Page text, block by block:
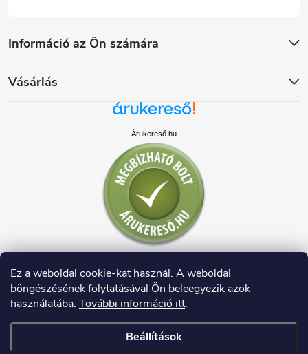
Ez a weboldal cookie-kat használ. A weboldal
böngészésének folytatásával Ön beleegyezik azok
használatába. További információ itt.
Beállítások
Információ az Ön számára
Vásárlás
Árukereső.hu